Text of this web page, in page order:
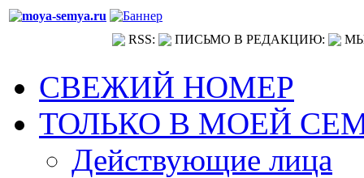
RSS: ПИСЬМО В РЕДАКЦИЮ:
СВЕЖИЙ НОМЕР
ТОЛЬКО В МОЕЙ
Действующие лица